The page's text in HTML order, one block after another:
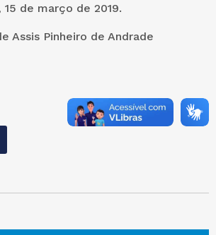
15 de março de 2019.
Assis Pinheiro de Andrade